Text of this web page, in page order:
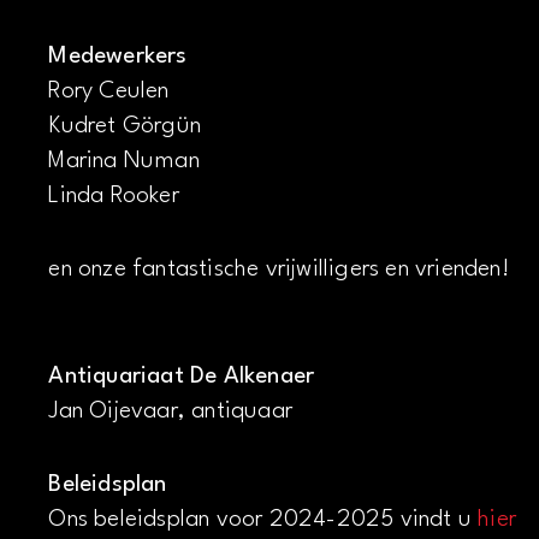
Medewerkers
Rory Ceulen
Kudret Görgün
Marina Numan
Linda Rooker
en onze fantastische vrijwilligers en vrienden!
Antiquariaat De Alkenaer
Jan Oijevaar, antiquaar
Beleidsplan
Ons beleidsplan voor 2024-2025 vindt u hier